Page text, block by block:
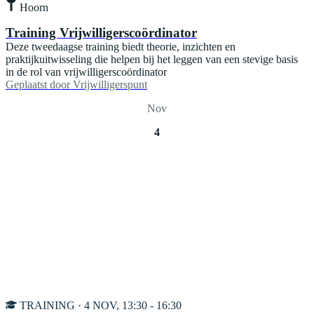
Hoorn
Training Vrijwilligerscoördinator
Deze tweedaagse training biedt theorie, inzichten en
praktijkuitwisseling die helpen bij het leggen van een stevige basis
in de rol van vrijwilligerscoördinator
Geplaatst door Vrijwilligerspunt
Nov
4
TRAINING · 4 NOV, 13:30 - 16:30